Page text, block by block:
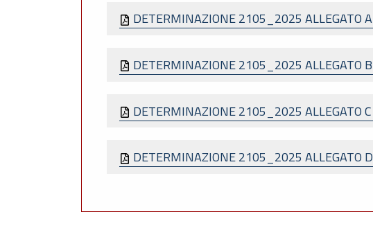
DETERMINAZIONE 2105_2025 ALLEGATO A
DETERMINAZIONE 2105_2025 ALLEGATO B
DETERMINAZIONE 2105_2025 ALLEGATO C
DETERMINAZIONE 2105_2025 ALLEGATO D